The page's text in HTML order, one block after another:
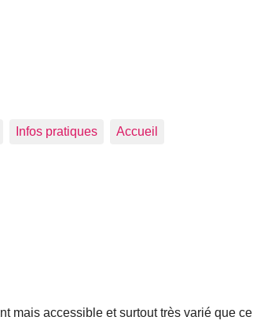
Infos pratiques Accueil
mais accessible et surtout très varié que ce